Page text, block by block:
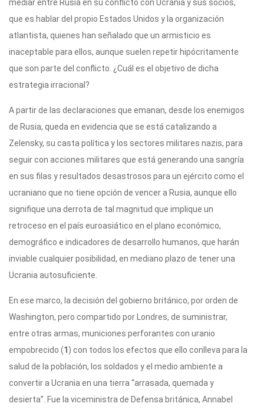
mediar entre Rusia en su conflicto con Ucrania y sus socios,
que es hablar del propio Estados Unidos y la organización
atlantista, quienes han señalado que un armisticio es
inaceptable para ellos, aunque suelen repetir hipócritamente
que son parte del conflicto. ¿Cuál es el objetivo de dicha
estrategia irracional?
A partir de las declaraciones que emanan, desde los enemigos
de Rusia, queda en evidencia que se está catalizando a
Zelensky, su casta política y los sectores militares nazis, para
seguir con acciones militares que está generando una sangría
en sus filas y resultados desastrosos para un ejército como el
ucraniano que no tiene opción de vencer a Rusia, aunque ello
signifique una derrota de tal magnitud que implique un
retroceso en el país euroasiático en el plano económico,
demográfico e indicadores de desarrollo humanos, que harán
inviable cualquier posibilidad, en mediano plazo de tener una
Ucrania autosuficiente.
En ese marco, la decisión del gobierno británico, por orden de
Washington, pero compartido por Londres, de suministrar,
entre otras armas, municiones perforantes con uranio
empobrecido (1 ) con todos los efectos que ello conlleva para la
salud de la población, los soldados y el medio ambiente a
convertir a Ucrania en una tierra “arrasada, quemada y
desierta”. Fue la viceministra de Defensa británica, Annabel